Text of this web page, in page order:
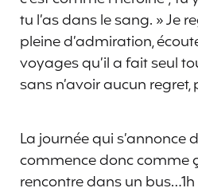
tu l’as dans le sang. » Je
pleine d’admiration,
voyages qu’il a fait seul
sans n’avoir aucun regret,
La journée qui s’annonce
commence donc comme
rencontre dans un